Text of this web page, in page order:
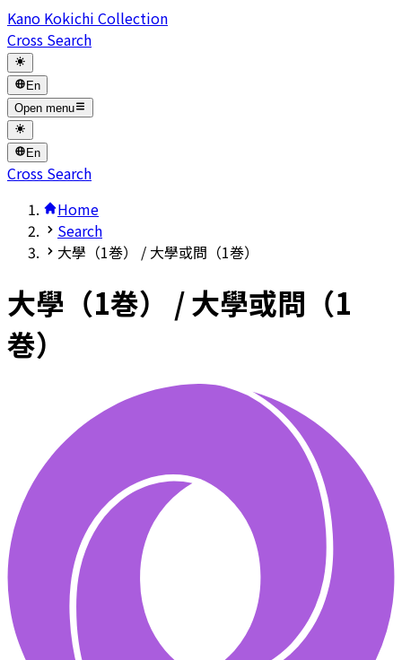
Kano Kokichi Collection
Cross Search
En
Open menu
En
Cross Search
Home
Search
大學（1巻） / 大學或問（1巻）
大學（1巻） / 大學或問（1
巻）